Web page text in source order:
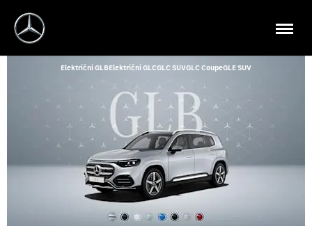
Električni GLBElektrični GLCGLC SUVGLC CoupeGLE SUV